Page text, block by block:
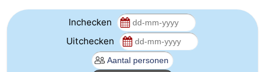
Vlaanderen
Inchecken
Uitchecken